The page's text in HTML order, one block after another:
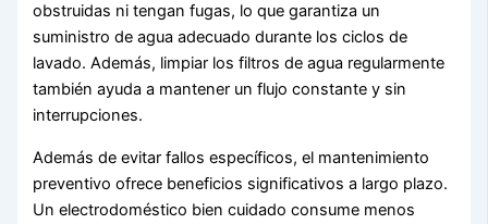
obstruidas ni tengan fugas, lo que garantiza un
suministro de agua adecuado durante los ciclos de
lavado. Además, limpiar los filtros de agua regularmente
también ayuda a mantener un flujo constante y sin
interrupciones.
Además de evitar fallos específicos, el mantenimiento
preventivo ofrece beneficios significativos a largo plazo.
Un electrodoméstico bien cuidado consume menos